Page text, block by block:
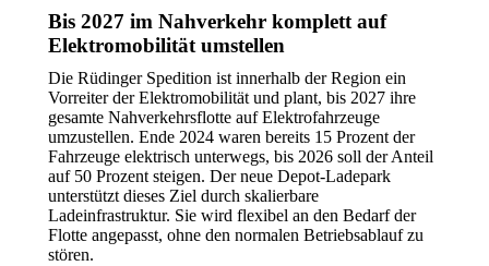
Bis 2027 im Nahverkehr komplett auf
Elektromobilität umstellen
Die Rüdinger Spedition ist innerhalb der Region ein
Vorreiter der Elektromobilität und plant, bis 2027 ihre
gesamte Nahverkehrsflotte auf Elektrofahrzeuge
umzustellen. Ende 2024 waren bereits 15 Prozent der
Fahrzeuge elektrisch unterwegs, bis 2026 soll der Anteil
auf 50 Prozent steigen. Der neue Depot-Ladepark
unterstützt dieses Ziel durch skalierbare
Ladeinfrastruktur. Sie wird flexibel an den Bedarf der
Flotte angepasst, ohne den normalen Betriebsablauf zu
stören.